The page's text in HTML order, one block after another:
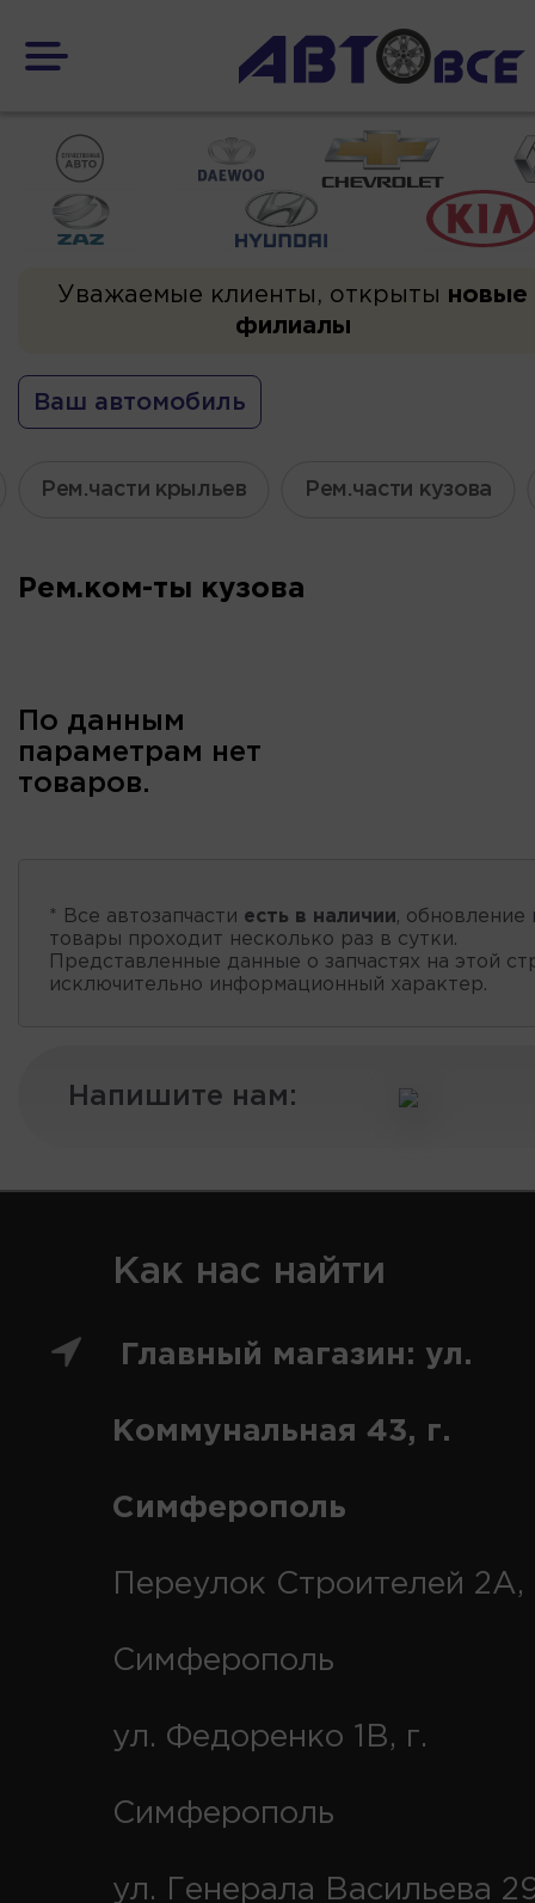
Уважаемые клиенты, открыты новые
филиалы
Ваш автомобиль
Рем.части крыльев Рем.части кузова
Рем.ком-ты кузова
По данным
параметрам нет
товаров.
* Все автозапчасти есть в наличии, обновление
товары проходит несколько раз в сутки.
Представленные данные о запчастях на этой
исключительно информационный характер.
Напишите нам:
Как нас найти
Главный магазин: ул.
Коммунальная 43, г.
Симферополь
Переулок Строителей 2А,
Симферополь
ул. Федоренко 1В, г.
Симферополь
ул. Генерала Васильева